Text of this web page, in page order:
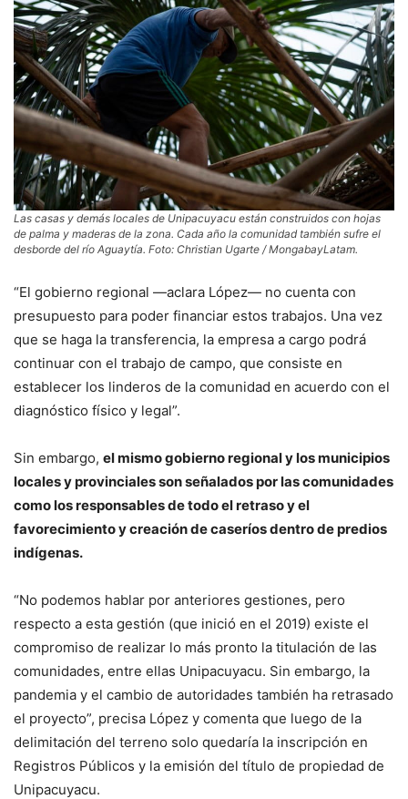
Las casas y demás locales de Unipacuyacu están construidos con hojas
de palma y maderas de la zona. Cada año la comunidad también sufre el
desborde del río Aguaytía. Foto: Christian Ugarte / MongabayLatam.
“El gobierno regional —aclara López— no cuenta con
presupuesto para poder financiar estos trabajos. Una vez
que se haga la transferencia, la empresa a cargo podrá
continuar con el trabajo de campo, que consiste en
establecer los linderos de la comunidad en acuerdo con el
diagnóstico físico y legal”.
Sin embargo, el mismo gobierno regional y los municipios
locales y provinciales son señalados por las comunidades
como los responsables de todo el retraso y el
favorecimiento y creación de caseríos dentro de predios
indígenas.
“No podemos hablar por anteriores gestiones, pero
respecto a esta gestión (que inició en el 2019) existe el
compromiso de realizar lo más pronto la titulación de las
comunidades, entre ellas Unipacuyacu. Sin embargo, la
pandemia y el cambio de autoridades también ha retrasado
el proyecto”, precisa López y comenta que luego de la
delimitación del terreno solo quedaría la inscripción en
Registros Públicos y la emisión del título de propiedad de
Unipacuyacu.